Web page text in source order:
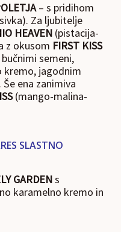
– s pridihom
Za ljubitelje
HEAVEN(pistacija-
z okusom FIRST KISS
semeni,
kremo, jagodnim
ena zanimiva
(mango-malina-
SLASTNO
GARDENs
karamelno kremo in